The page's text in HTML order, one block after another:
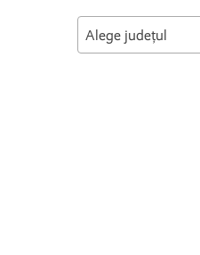
Alege județul